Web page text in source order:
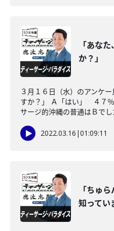
「あな
か？」
３月１６日（水）のアンケ
すか？」 Ａ「はい」 ４７
サージ的沖縄の普通はＢでし
2022.03.16 |01:09:11
「ちゅ
知ってい